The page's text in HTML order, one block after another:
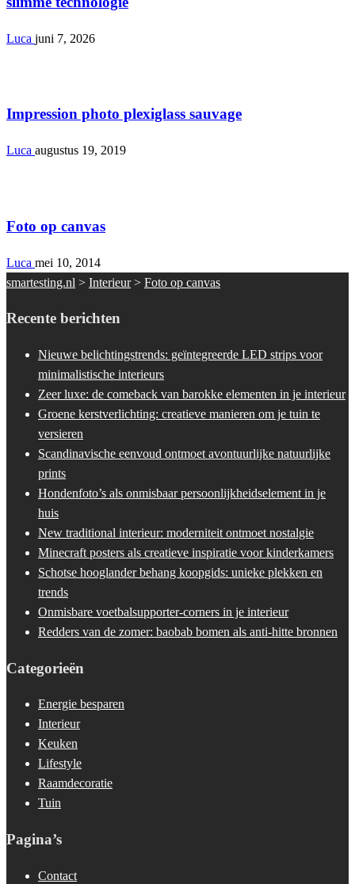
Luca juni 7, 2026
Impression photo plexiglass sauvage
Luca augustus 19, 2019
Foto op canvas
Luca mei 10, 2014
smartesting.nl > Interieur> Foto op canvas
Recente berichten
Nieuwe belichtingstrends: geïntegreerde LED strips voor
minimalistische interieurs
Zeer luxe: de comeback van barokke elementen in je interieur
Groene kerstverlichting: creatieve manieren om je tuin te
versieren
Scandinavische eenvoud ontmoet avontuurlijke natuurlijke
prints
Hondenfoto’s als onmisbaar persoonlijkheidselement in je
huis
New traditional interieur: moderniteit ontmoet nostalgie
Minecraft posters als creatieve inspiratie voor kinderkamers
Schotse hooglander behang koopgids: unieke plekken en
trends
Onmisbare voetbalsupporter-corners in je interieur
Redders van de zomer: baobab bomen als anti-hitte bronnen
Categorieën
Energie besparen
Interieur
Keuken
Lifestyle
Raamdecoratie
Tuin
Pagina’s
Contact